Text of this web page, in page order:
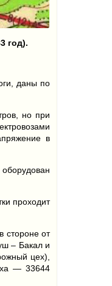
год).
даны по
но при
в
проходит
стороне от
– Бакал и
цех),
— 33644